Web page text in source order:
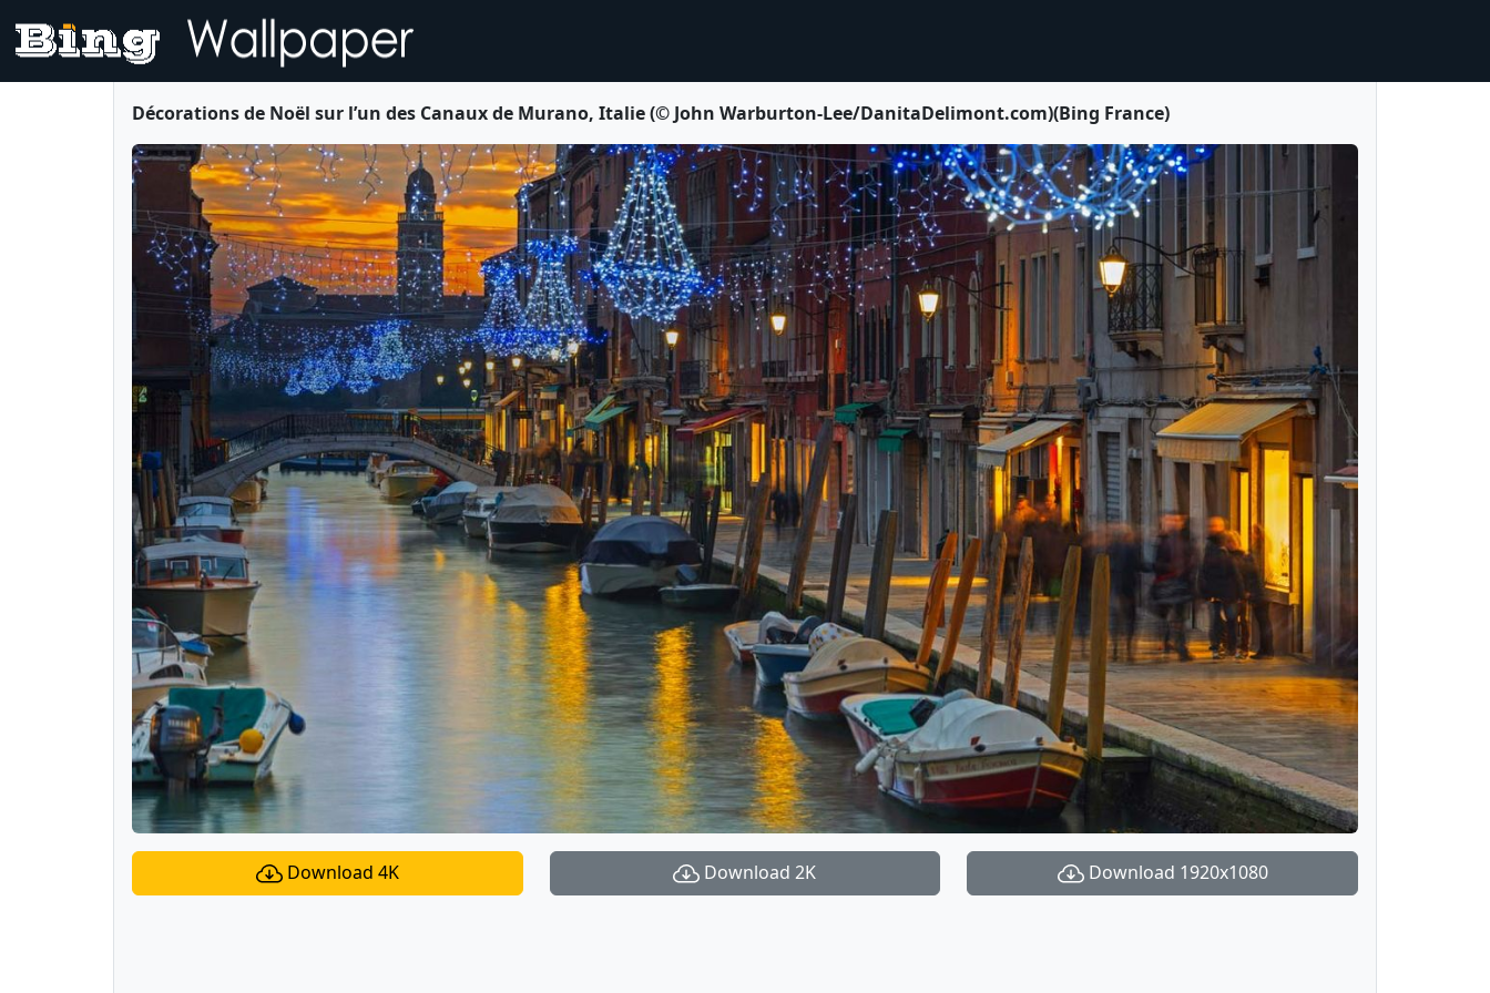
Décorations de Noël sur l’un des Canaux de Murano, Italie (© John Warburton-Lee/DanitaDelimont.com)(Bing France)
Download 4K Download 2K Download 1920x1080